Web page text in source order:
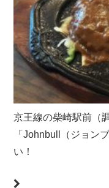
京王線の柴崎駅前（
「Johnbull（ジョン
い！